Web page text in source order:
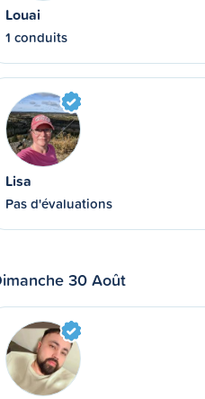
Louai
1 conduits
Lisa
Pas d'évaluations
30 Août